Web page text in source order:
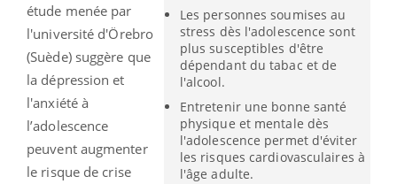
Les personnes soumises au
stress dès l'adolescence sont
plus susceptibles d'être
dépendant du tabac et de
l'alcool.
Entretenir une bonne santé
physique et mentale dès
l'adolescence permet d'éviter
les risques cardiovasculaires à
l'âge adulte.
étude menée par
l'université d'Örebro
(Suède) suggère que
la dépression et
l'anxiété à
l’adolescence
peuvent augmenter
le risque de crise